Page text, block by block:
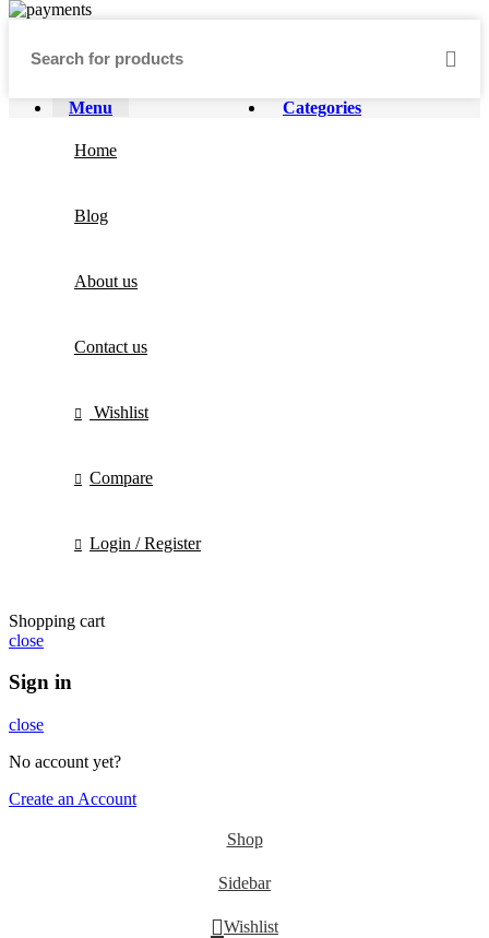
Menu Categories
Home
Blog
About us
Contact us
Wishlist
Compare
Login / Register
Shopping cart
close
Sign in
close
No account yet?
Create an Account
Shop
Sidebar
Wishlist